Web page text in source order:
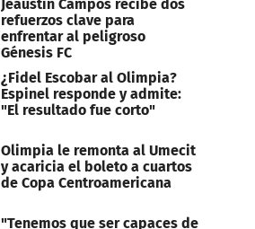
Jeaustin Campos recibe dos
refuerzos clave para
enfrentar al peligroso
Génesis FC
¿Fidel Escobar al Olimpia?
Espinel responde y admite:
"El resultado fue corto"
Olimpia le remonta al Umecit
y acaricia el boleto a cuartos
de Copa Centroamericana
"Tenemos que ser capaces de